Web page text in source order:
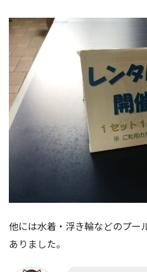
他には水着・浮き輪などのプー
ありました。